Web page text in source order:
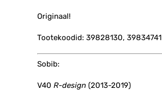
Originaal!
Tootekoodid: 39828130, 39834741
Sobib:
V40 R-design (2013-2019)